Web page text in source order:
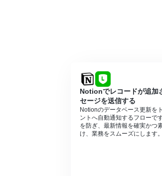
「テキスト生成機能
Slackのオペレーショ
■注意事項
Notion、Slackのそれ
分岐はパーソナルプラ
ョンはエラーとなりま
パーソナルプランなど
ることができます。詳
トリガーは5分、10分
Notionでレコードが追加
セージを送信する
Notionのデータベース更新を
ントへ自動通知するフローで
を防ぎ、最新情報を確実かつ
け、業務をスムーズにします。